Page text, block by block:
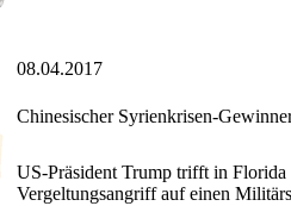
08.04.2017
Chinesischer Syrienkrisen-
US-Präsident Trump trifft in Florida
Vergeltungsangriff auf einen